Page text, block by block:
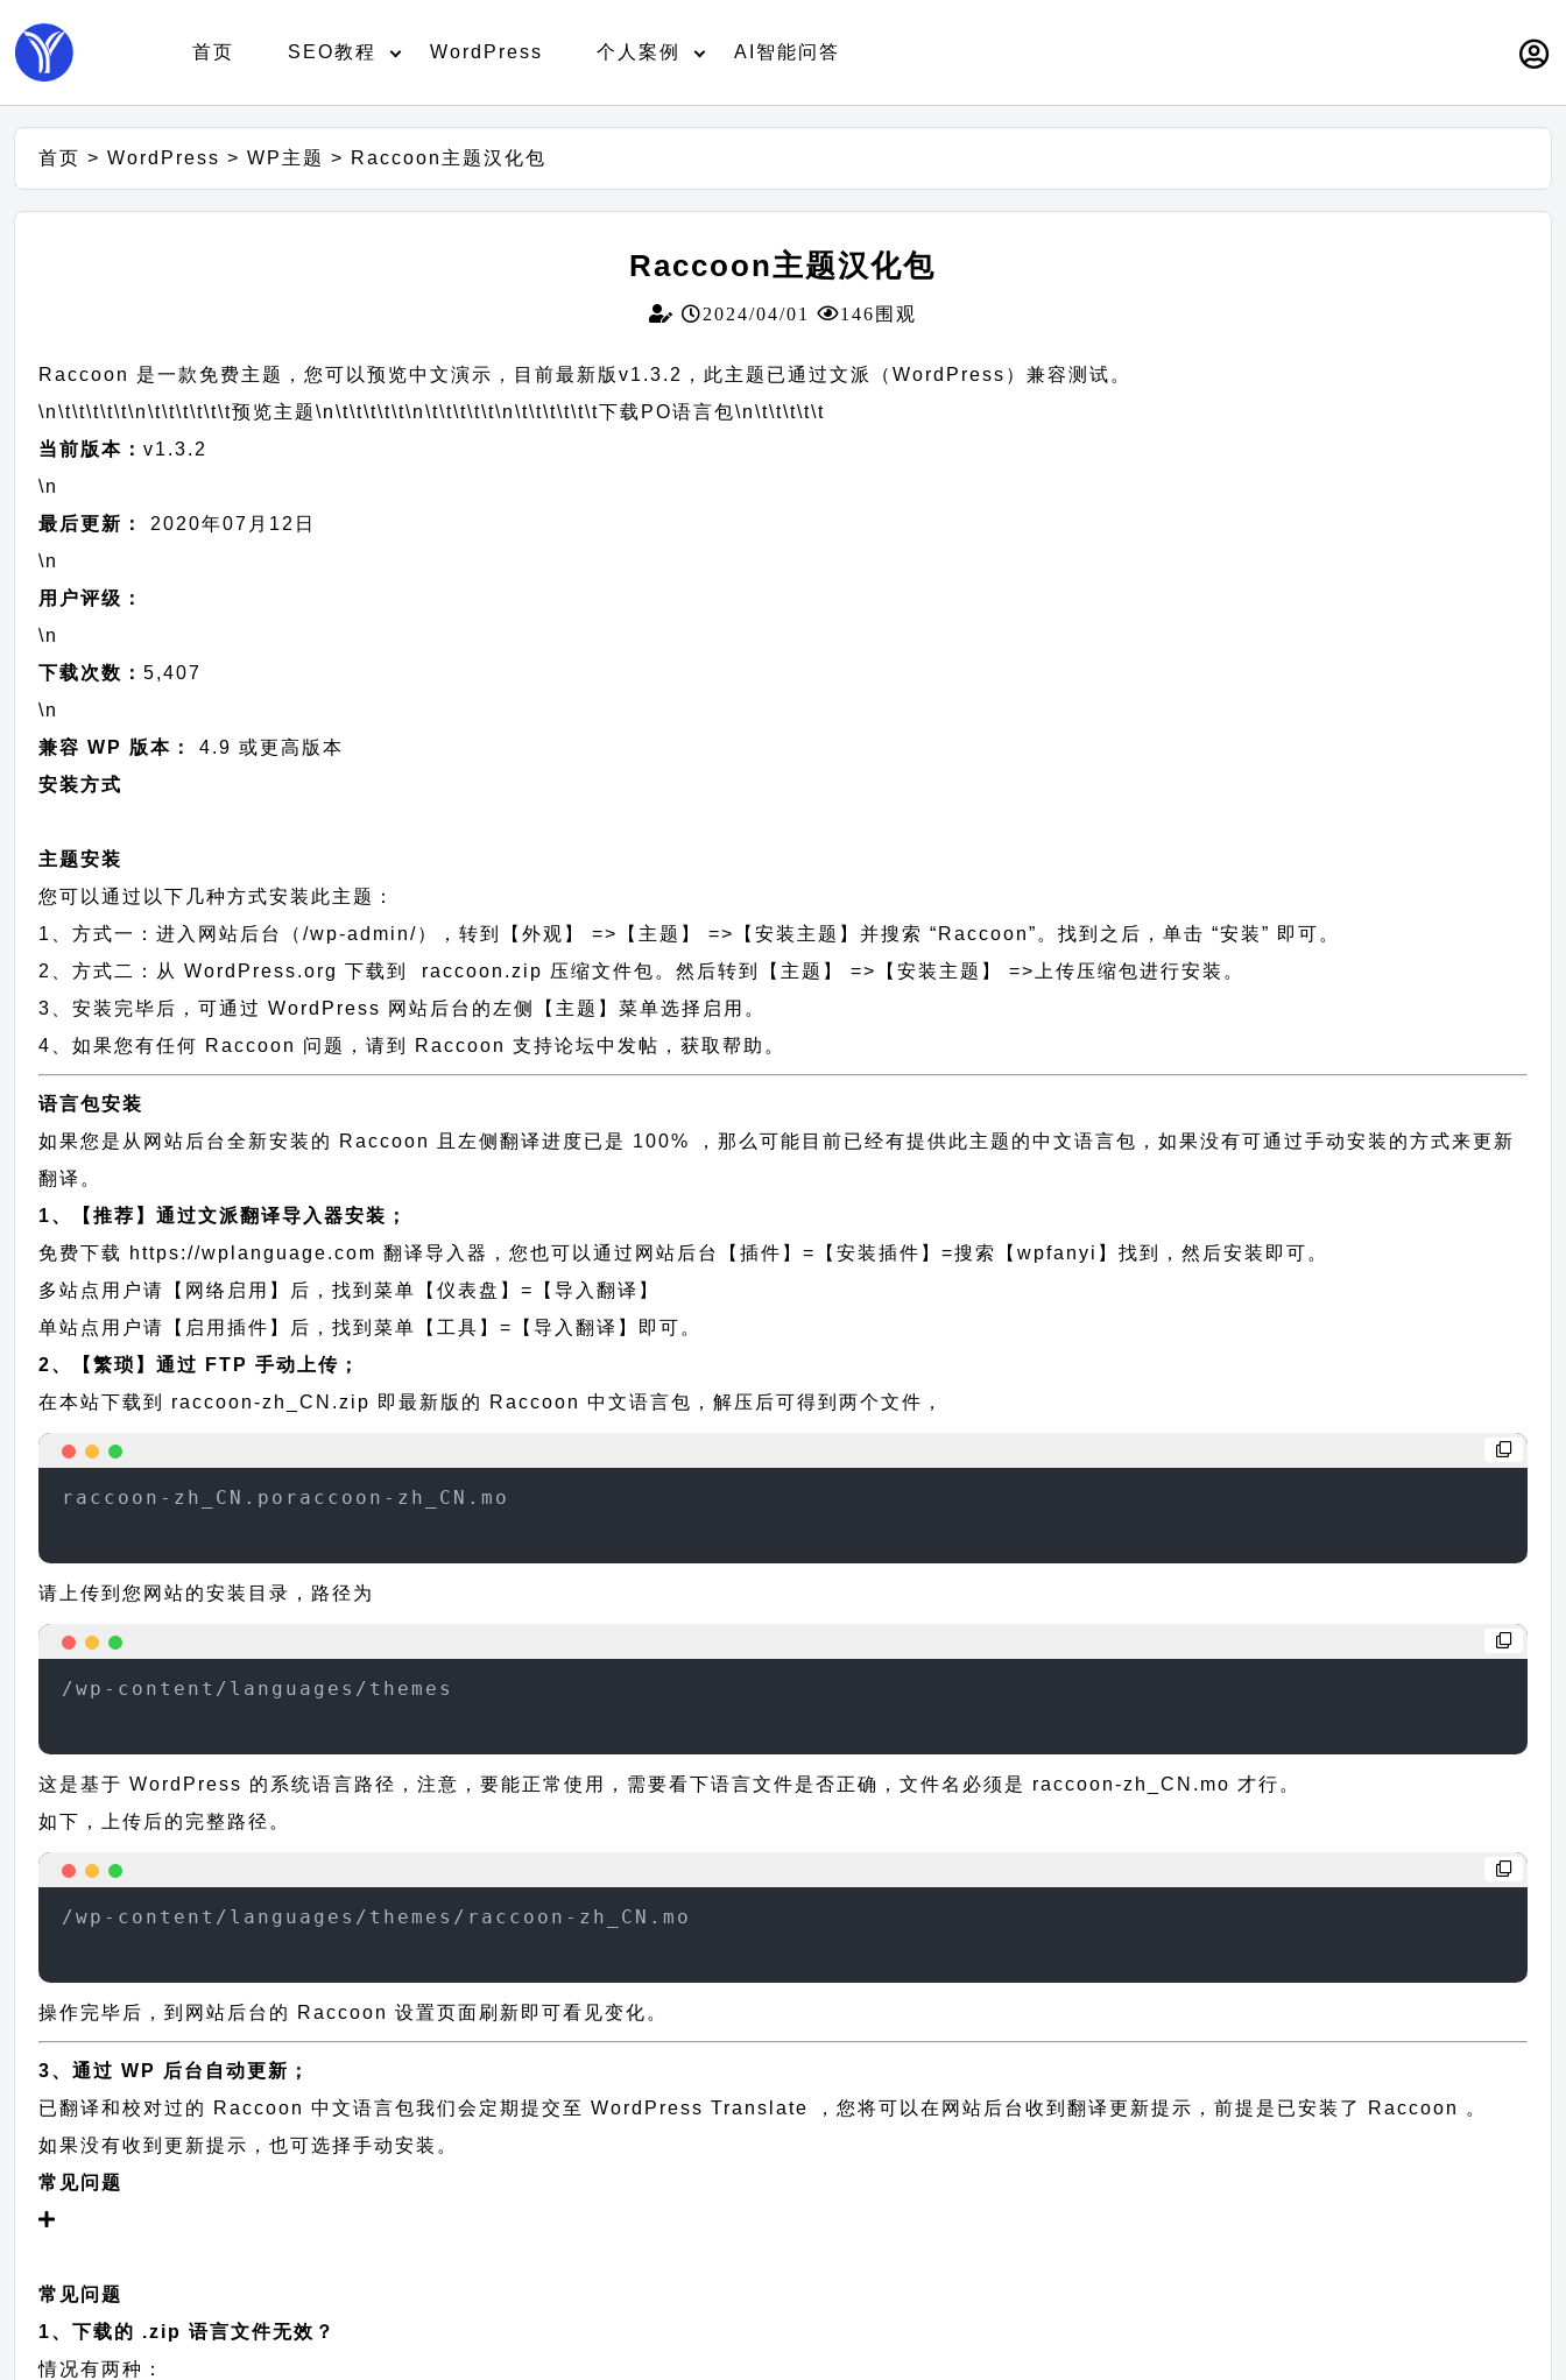
首页 SEO教程 WordPress 个人案例 AI智能问答
首页 >WordPress >WP主题 > Raccoon主题汉化包
Raccoon主题汉化包
2024/04/01 146围观
Raccoon 是一款免费主题，您可以预览中文演示，目前最新版v1.3.2，此主题已通过文派（WordPress）兼容测试。
\n\t\t\t\t\t\n\t\t\t\t\t\t预览主题\n\t\t\t\t\t\n\t\t\t\t\t\n\t\t\t\t\t\t下载PO语言包\n\t\t\t\t\t
当前版本：v1.3.2
\n
最后更新：
2020年07月12日
\n
用户评级：
\n
下载次数：5,407
\n
兼容 WP 版本：
4.9 或更高版本
安装方式
主题安装
您可以通过以下几种方式安装此主题：
1、方式一：进入网站后台（/wp-admin/），转到【外观】 =>【主题】 =>【安装主题】并搜索 “Raccoon”。找到之后，单击 “安装” 即可。
2、方式二：从 WordPress.org 下载到 raccoon.zip 压缩文件包。然后转到【主题】 =>【安装主题】 =>上传压缩包进行安装。
3、安装完毕后，可通过 WordPress 网站后台的左侧【主题】菜单选择启用。
4、如果您有任何 Raccoon 问题，请到 Raccoon 支持论坛中发帖，获取帮助。
语言包安装
如果您是从网站后台全新安装的 Raccoon 且左侧翻译进度已是 100% ，那么可能目前已经有提供此主题的中文语言包，如果没有可通过手动安装的方式来更新
翻译。
1、【推荐】通过文派翻译导入器安装；
免费下载 https://wplanguage.com 翻译导入器，您也可以通过网站后台【插件】=【安装插件】=搜索【wpfanyi】找到，然后安装即可。
多站点用户请【网络启用】后，找到菜单【仪表盘】=【导入翻译】
单站点用户请【启用插件】后，找到菜单【工具】=【导入翻译】即可。
2、【繁琐】通过 FTP 手动上传；
在本站下载到 raccoon-zh_CN.zip 即最新版的 Raccoon 中文语言包，解压后可得到两个文件，
raccoon-zh_CN.poraccoon-zh_CN.mo
请上传到您网站的安装目录，路径为
/wp-content/languages/themes
这是基于 WordPress 的系统语言路径，注意，要能正常使用，需要看下语言文件是否正确，文件名必须是 raccoon-zh_CN.mo 才行。
如下，上传后的完整路径。
/wp-content/languages/themes/raccoon-zh_CN.mo
操作完毕后，到网站后台的 Raccoon 设置页面刷新即可看见变化。
3、通过 WP 后台自动更新；
已翻译和校对过的 Raccoon 中文语言包我们会定期提交至 WordPress Translate ，您将可以在网站后台收到翻译更新提示，前提是已安装了 Raccoon 。
如果没有收到更新提示，也可选择手动安装。
常见问题
常见问题
1、下载的 .zip 语言文件无效？
情况有两种：